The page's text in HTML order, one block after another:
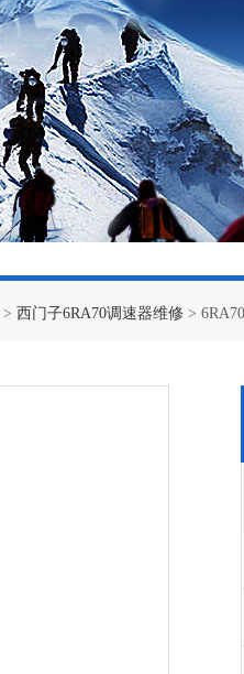
> 西门子6RA70调速器维修 >